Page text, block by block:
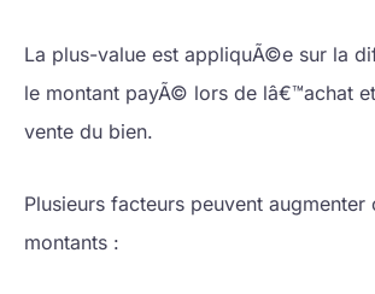
La plus-value est appliquÃ©e sur la
le montant payÃ© lors de lâ€™achat
vente du bien.
Plusieurs facteurs peuvent augmenter
montants :